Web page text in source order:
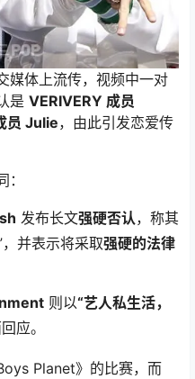
媒体上流传，视频中一对
是 VERIVERY 成员
员 Julie，由此引发恋爱传
发布长文强硬否认，称其
，并表示将采取强硬的法律
则以“艺人私生活，
应。
Planet》的比赛，而